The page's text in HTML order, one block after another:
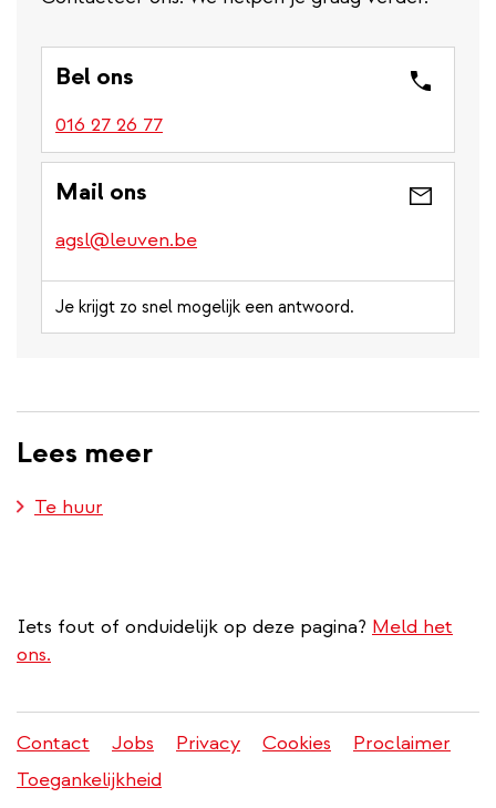
Bel ons
016 27 26 77
Mail ons
agsl@leuven.be
Je krijgt zo snel mogelijk een antwoord.
Lees meer
Te huur
Iets fout of onduidelijk op deze pagina? Meld het
ons.
Juridisch
menu
Contact Jobs Privacy Cookies
Proclaimer
Toegankelijkheid